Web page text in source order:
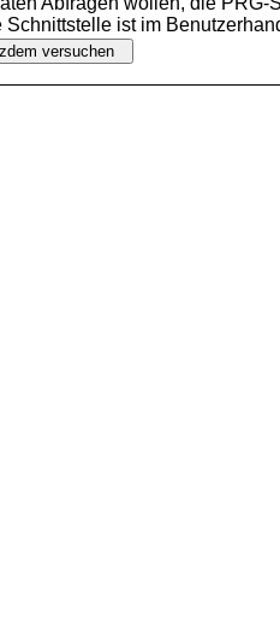
Schnittstelle ist im